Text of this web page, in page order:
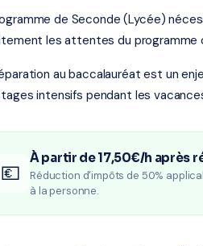
de Seconde (Lycée)
les attentes du programme
au baccalauréat est un
intensifs pendant les
💶
À partir de 17,50€/h après
Réduction d'impôts de 50%
à la personne.